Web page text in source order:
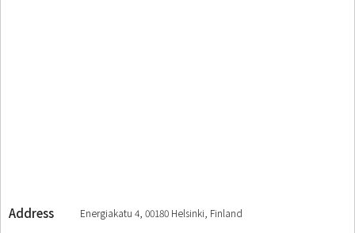
Address Energiakatu 4, 00180 Helsinki, Finland